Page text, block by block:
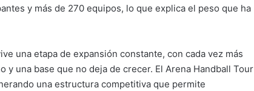
y más de 270 equipos, lo que explica el peso que ha
una etapa de expansión constante, con cada vez más
una base que no deja de crecer. El Arena Handball Tour
una estructura competitiva que permite